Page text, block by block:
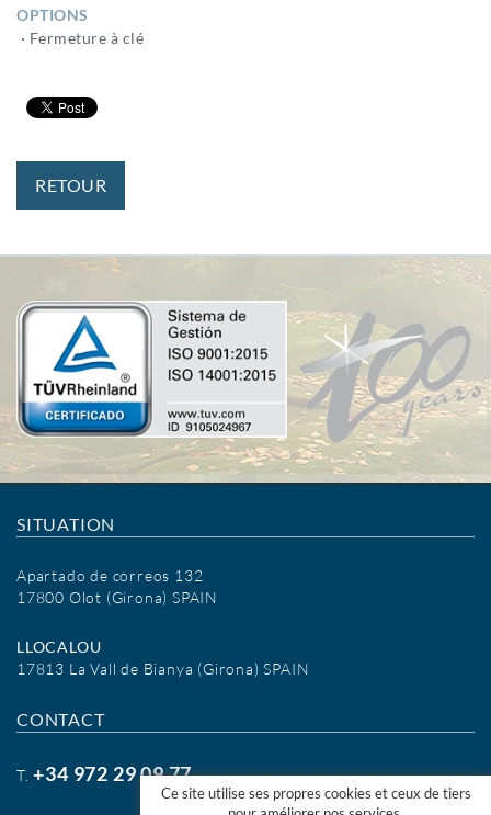
OPTIONS
· Fermeture à clé
RETOUR
SITUATION
Apartado de correos 132
17800 Olot (Girona) SPAIN
LLOCALOU
17813 La Vall de Bianya (Girona) SPAIN
CONTACT
T.+34 972 29 09 77
Ce site utilise ses propres cookies et ceux de tiers